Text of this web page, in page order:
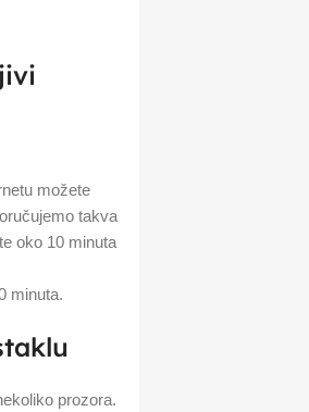
možete
takva
oko 10 minuta
minuta.
prozora.